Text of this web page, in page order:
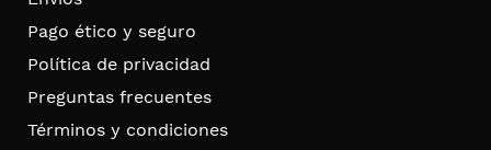
Pago ético y seguro
Política de privacidad
Preguntas frecuentes
Términos y condiciones